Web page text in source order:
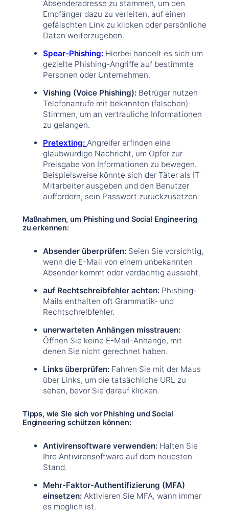
Absenderadresse zu stammen, um den
Empfänger dazu zu verleiten, auf einen
gefälschten Link zu klicken oder persönliche
Daten weiterzugeben.
Spear-Phishing: Hierbei handelt es sich um
gezielte Phishing-Angriffe auf bestimmte
Personen oder Unternehmen.
Vishing (Voice Phishing):Betrüger nutzen
Telefonanrufe mit bekannten (falschen)
Stimmen, um an vertrauliche Informationen
zu gelangen.
Pretexting: Angreifer erfinden eine
glaubwürdige Nachricht, um Opfer zur
Preisgabe von Informationen zu bewegen.
Beispielsweise könnte sich der Täter als IT-
Mitarbeiter ausgeben und den Benutzer
auffordern, sein Passwort zurückzusetzen.
Maßnahmen, um Phishing und Social Engineering
zu erkennen:
Absender überprüfen:Seien Sie vorsichtig,
wenn die E-Mail von einem unbekannten
Absender kommt oder verdächtig aussieht.
auf Rechtschreibfehler achten:Phishing-
Mails enthalten oft Grammatik- und
Rechtschreibfehler.
unerwarteten Anhängen misstrauen:
Öffnen Sie keine E-Mail-Anhänge, mit
denen Sie nicht gerechnet haben.
Links überprüfen:Fahren Sie mit der Maus
über Links, um die tatsächliche URL zu
sehen, bevor Sie darauf klicken.
Tipps, wie Sie sich vor Phishing und Social
Engineering schützen können:
Antivirensoftware verwenden:Halten Sie
Ihre Antivirensoftware auf dem neuesten
Stand.
Mehr-Faktor-Authentifizierung (MFA)
einsetzen:Aktivieren Sie MFA, wann immer
es möglich ist.